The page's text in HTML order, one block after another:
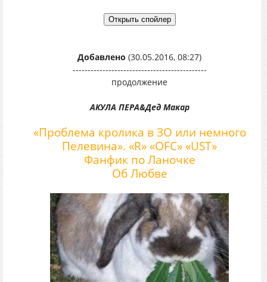
Добавлено (30.05.2016, 08:27)
---------------------------------------------
продолжение
АКУЛА ПЕРА&Дед Макар
«Проблема кролика в ЗО или немного
Пелевина». «R» «OFC» «UST»
Фанфик по Ланочке
Об Любве